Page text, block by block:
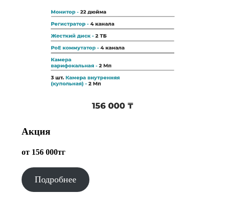
Акция
от 156 000тг
Подробнее